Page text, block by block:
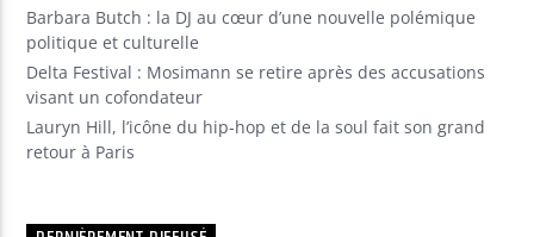
Barbara Butch : la DJ au cœur d’une nouvelle polémique
politique et culturelle
Delta Festival : Mosimann se retire après des accusations
visant un cofondateur
Lauryn Hill, l’icône du hip-hop et de la soul fait son grand
retour à Paris